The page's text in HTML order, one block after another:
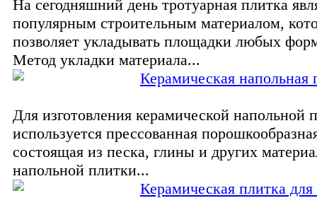
На сегодняшний день тротуарная плитка
популярным строительным материалом,
позволяет укладывать площадки любых
Метод укладки материала...
Керамическая напольная
Для изготовления керамической напольной
используется прессованная
состоящая из песка, глины и других
напольной плитки...
Керамическая плитка для